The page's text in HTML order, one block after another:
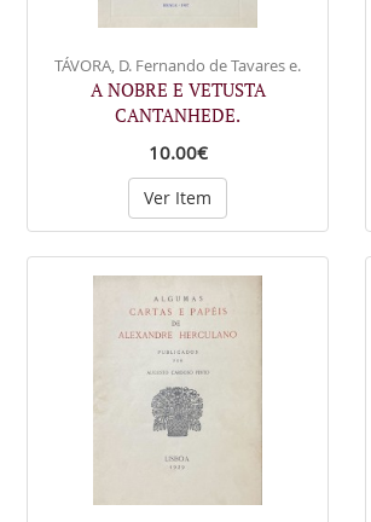
TÁVORA, D. Fernando de Tavares e.
A NOBRE E VETUSTA
CANTANHEDE.
10.00€
Ver Item